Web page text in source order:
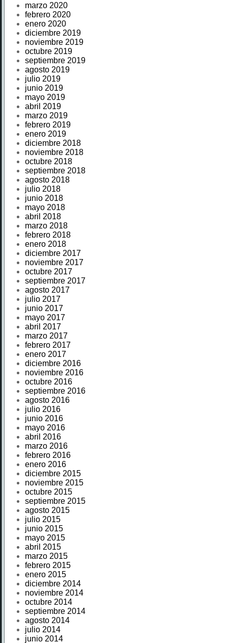
marzo 2020
febrero 2020
enero 2020
diciembre 2019
noviembre 2019
octubre 2019
septiembre 2019
agosto 2019
julio 2019
junio 2019
mayo 2019
abril 2019
marzo 2019
febrero 2019
enero 2019
diciembre 2018
noviembre 2018
octubre 2018
septiembre 2018
agosto 2018
julio 2018
junio 2018
mayo 2018
abril 2018
marzo 2018
febrero 2018
enero 2018
diciembre 2017
noviembre 2017
octubre 2017
septiembre 2017
agosto 2017
julio 2017
junio 2017
mayo 2017
abril 2017
marzo 2017
febrero 2017
enero 2017
diciembre 2016
noviembre 2016
octubre 2016
septiembre 2016
agosto 2016
julio 2016
junio 2016
mayo 2016
abril 2016
marzo 2016
febrero 2016
enero 2016
diciembre 2015
noviembre 2015
octubre 2015
septiembre 2015
agosto 2015
julio 2015
junio 2015
mayo 2015
abril 2015
marzo 2015
febrero 2015
enero 2015
diciembre 2014
noviembre 2014
octubre 2014
septiembre 2014
agosto 2014
julio 2014
junio 2014